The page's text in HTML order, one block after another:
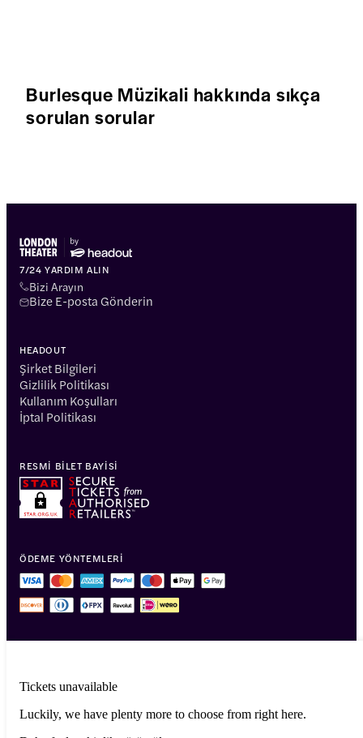
Burlesque Müzikali hakkında sıkça
sorulan sorular
7/24 YARDIM ALIN
Bizi Arayın
Bize E-posta Gönderin
HEADOUT
Şirket Bilgileri
Gizlilik Politikası
Kullanım Koşulları
İptal Politikası
ÖDEME YÖNTEMLERI
RESMI BILET BAYISI
Tickets unavailable
Luckily, we have plenty more to choose from right here.